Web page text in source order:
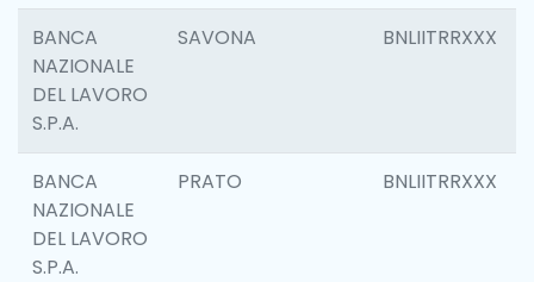
BANCA
NAZIONALE
DEL LAVORO
S.P.A.
SAVONA BNLIITRRXXX
BANCA
NAZIONALE
DEL LAVORO
S.P.A.
PRATO BNLIITRRXXX